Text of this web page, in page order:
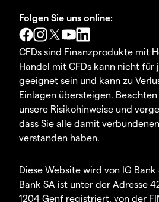
Folgen Sie uns online:
CFDs sind Finanzprodukte mit
Handel mit CFDs kann nicht für
geeignet sein und kann zu
Einlagen übersteigen.
unsere Risikohinweise und
dass Sie alle damit
verstanden haben.
Diese Website wird von IG
Bank SA ist unter der Adresse
1204 Genf registriert, von der